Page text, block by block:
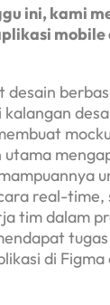
ini, kami
desain
utama
real-time,
tim dalam
di